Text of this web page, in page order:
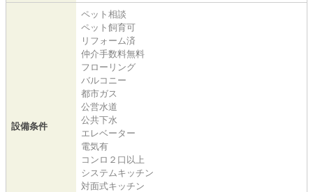
設備条件
ペット相談
ペット飼育可
リフォーム済
仲介手数料無料
フローリング
バルコニー
都市ガス
公営水道
公共下水
エレベーター
電気有
コンロ２口以上
システムキッチン
対面式キッチン